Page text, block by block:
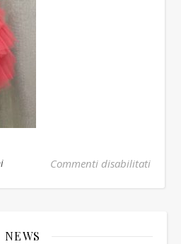
Commenti disabilitatisu
NEWS